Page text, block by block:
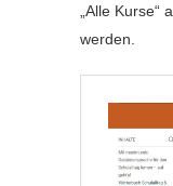
„Alle
werden.